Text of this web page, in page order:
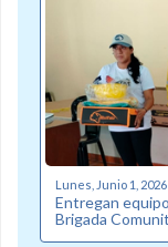
Lunes, Junio 1,
Entregan
Brigada